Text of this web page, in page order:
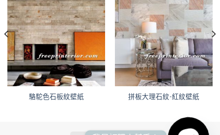
駱駝色石板紋壁紙 拼板大理石紋-紅紋壁紙